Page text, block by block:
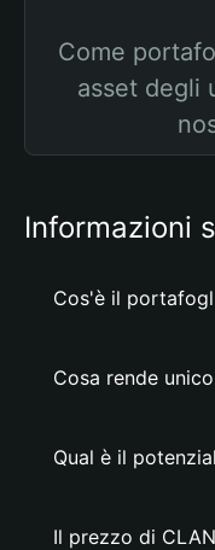
Come
asset degli
Informazioni
Cos'è il
Cosa rende
Qual è il
Il prezzo di